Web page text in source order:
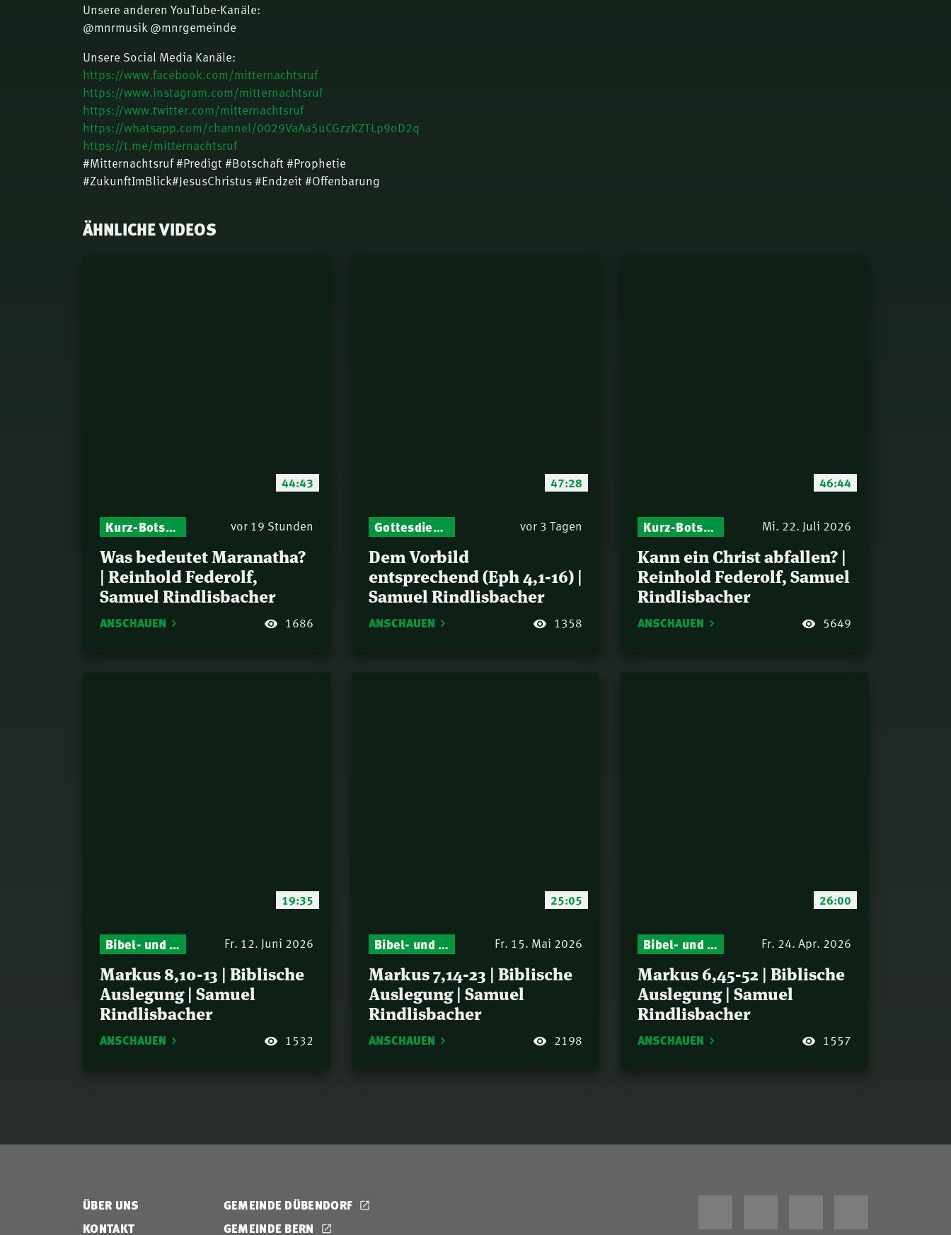
Unsere anderen YouTube-Kanäle:
@mnrmusik @mnrgemeinde
Unsere Social Media Kanäle:
https://www.facebook.com/mitternachtsruf
https://www.instagram.com/mitternachtsruf
https://www.twitter.com/mitternachtsruf
https://whatsapp.com/channel/0029VaAa5uCGzzKZTLp9oD2q
https://t.me/mitternachtsruf
#Mitternachtsruf #Predigt #Botschaft #Prophetie
#ZukunftImBlick#JesusChristus #Endzeit #Offenbarung
ÄHNLICHE VIDEOS
44:43
Kurz-Botschaften – Biblische Impulse mit Zukunft im Blick vor 19 Stunden
Was bedeutet Maranatha?
| Reinhold Federolf,
Samuel Rindlisbacher
ANSCHAUEN 1686
47:28
Gottesdienst-Botschaften – Jeden Sonntag neu: Aktuelle Predigten vom Mitternachtsruf vor 3 Tagen
Dem Vorbild
entsprechend (Eph 4,1-16) |
Samuel Rindlisbacher
ANSCHAUEN 1358
46:44
Kurz-Botschaften – Biblische Impulse mit Zukunft im Blick Mi. 22. Juli 2026
Kann ein Christ abfallen? |
Reinhold Federolf, Samuel
Rindlisbacher
ANSCHAUEN 5649
19:35
Bibel- und Gebetsstunde – Jeden Donnerstag neu: Vers-für-Vers-Auslegungen Fr. 12. Juni 2026
Markus 8,10-13 | Biblische
Auslegung | Samuel
Rindlisbacher
ANSCHAUEN 1532
25:05
Bibel- und Gebetsstunde – Jeden Donnerstag neu: Vers-für-Vers-Auslegungen Fr. 15. Mai 2026
Markus 7,14-23 | Biblische
Auslegung | Samuel
Rindlisbacher
ANSCHAUEN 2198
26:00
Bibel- und Gebetsstunde – Jeden Donnerstag neu: Vers-für-Vers-Auslegungen Fr. 24. Apr. 2026
Markus 6,45-52 | Biblische
Auslegung | Samuel
Rindlisbacher
ANSCHAUEN 1557
ÜBER UNS
KONTAKT
GEMEINDE DÜBENDORF
GEMEINDE BERN